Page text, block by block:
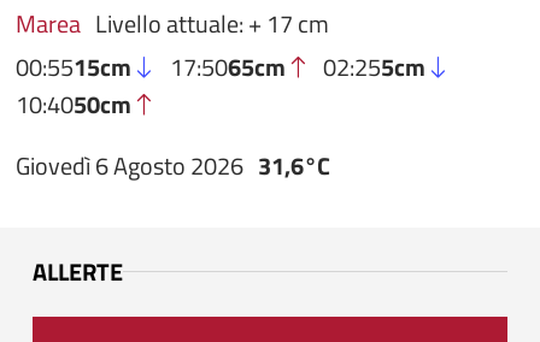
Marea Livello attuale: + 17 cm
00:5515cm 17:5065cm 02:255cm
10:4050cm
Giovedì 6 Agosto 2026 31,6°C
ALLERTE